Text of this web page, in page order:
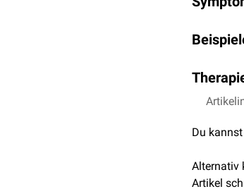
Diarrhö
Die
Du
Alternativ
Artikel